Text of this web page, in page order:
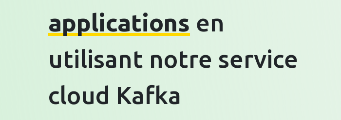
applications en
utilisant notre service
cloud Kafka